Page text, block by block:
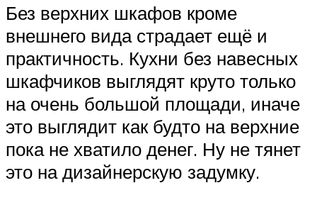
Без верхних шкафов кроме
внешнего вида страдает ещё и
практичность. Кухни без навесных
шкафчиков выглядят круто только
на очень большой площади, иначе
это выглядит как будто на верхние
пока не хватило денег. Ну не тянет
это на дизайнерскую задумку.